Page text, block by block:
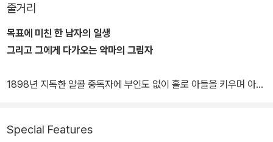
줄거리
목표에 미친 한 남자의 일생
그리고 그에게 다가오는 악마의 그림자
1898년 지독한 알콜 중독자에 부인도 없이 홀로 아들을 키우며 아무
면서 일확천금의 행운을 누리게 된다. 야심 찬 석유 개발과 함께 시작
Special Features